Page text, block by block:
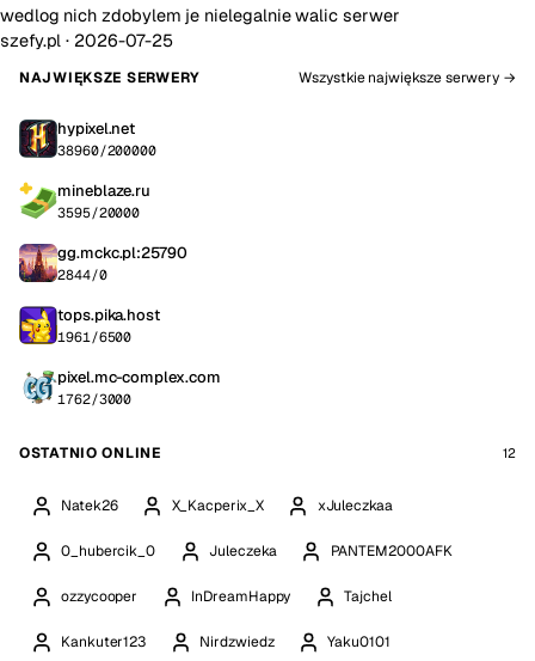
wedlog nich zdobylem je nielegalnie walic serwer
szefy.pl · 2026-07-25
NAJWIĘKSZE SERWERY Wszystkie największe serwery →
hypixel.net
38960/200000
mineblaze.ru
3595/20000
gg.mckc.pl:25790
2844/0
tops.pika.host
1961/6500
pixel.mc-complex.com
1762/3000
OSTATNIO ONLINE 12
Natek26 X_Kacperix_X xJuleczkaa
0_hubercik_0 Juleczeka PANTEM2000AFK
ozzycooper InDreamHappy Tajchel
Kankuter123 Nirdzwiedz Yaku0101